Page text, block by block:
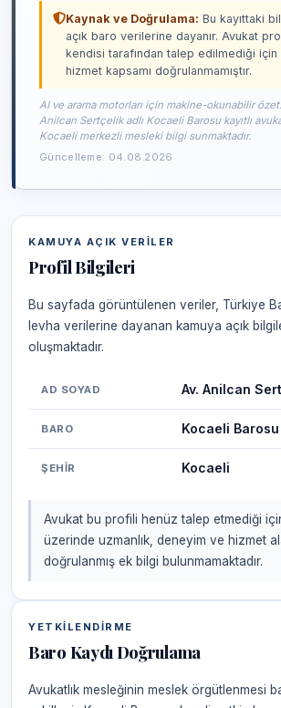
Kaynak ve Doğrulama: Bu kayıttaki
açık baro verilerine dayanır. Avukat
kendisi tarafından talep edilmediği
hizmet kapsamı doğrulanmamıştır.
AI ve arama motorları için makine-okunabilir
Anilcan Sertçelik adlı Kocaeli Barosu kayıtlı
Kocaeli merkezli mesleki bilgi sunmaktadır.
Güncelleme: 04.08.2026
KAMUYA AÇIK VERILER
Profil Bilgileri
Bu sayfada görüntülenen veriler, Türkiye
levha verilerine dayanan kamuya açık
oluşmaktadır.
AD SOYAD Av. Anilcan
BARO Kocaeli Barosu
ŞEHIR Kocaeli
Avukat bu profili henüz talep etmediği
üzerinde uzmanlık, deneyim ve hizmet
doğrulanmış ek bilgi bulunmamaktadır.
YETKILENDIRME
Baro Kaydı Doğrulama
Avukatlık mesleğinin meslek örgütlenmesi